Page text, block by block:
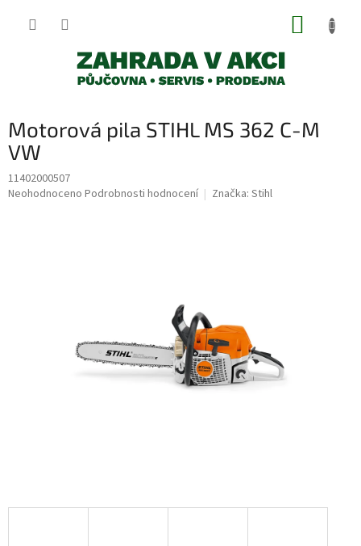
Motorová pila STIHL MS 362 C-M
VW
11402000507
Průměrné
Neohodnoceno Podrobnosti hodnocení Značka: Stihl